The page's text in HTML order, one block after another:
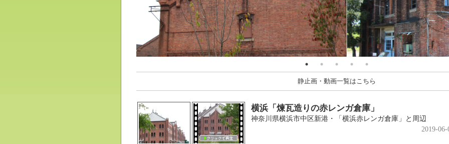
静止画・動画一覧はこちら
横浜「煉瓦造りの赤レンガ倉庫」
神奈川県横浜市中区新港・「横浜赤レンガ倉庫」と周辺
2019-06-